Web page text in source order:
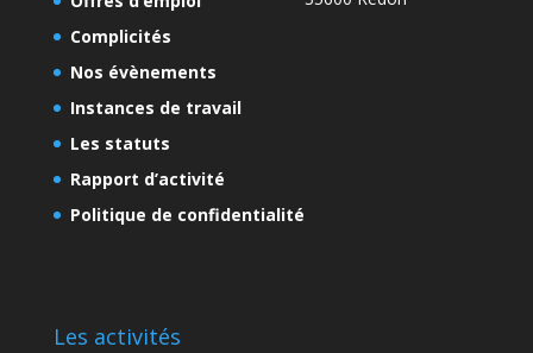
Complicités
Nos évènements
Instances de travail
Les statuts
Rapport d’activité
Politique de confidentialité
Les activités